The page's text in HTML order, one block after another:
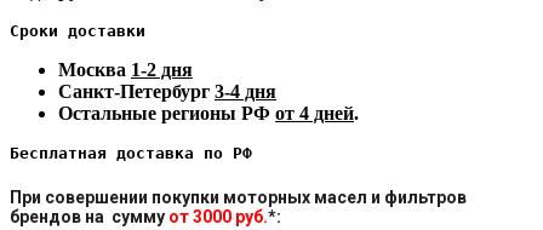
Сроки доставки
Москва 1-2 дня
Санкт-Петербург 3-4 дня
Остальные регионы РФ от 4 дней.
Бесплатная доставка по РФ
При совершении покупки моторных масел и фильтров
брендов на сумму от 3000 руб.*: